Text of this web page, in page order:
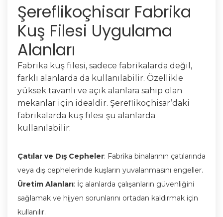
Şereflikoçhisar Fabrika
Kuş Filesi Uygulama
Alanları
Fabrika kuş filesi, sadece fabrikalarda değil,
farklı alanlarda da kullanılabilir. Özellikle
yüksek tavanlı ve açık alanlara sahip olan
mekanlar için idealdir. Şereflikoçhisar’daki
fabrikalarda kuş filesi şu alanlarda
kullanılabilir:
Çatılar ve Dış Cepheler: Fabrika binalarının çatılarında
veya dış cephelerinde kuşların yuvalanmasını engeller.
Üretim Alanları: İç alanlarda çalışanların güvenliğini
sağlamak ve hijyen sorunlarını ortadan kaldırmak için
kullanılır.